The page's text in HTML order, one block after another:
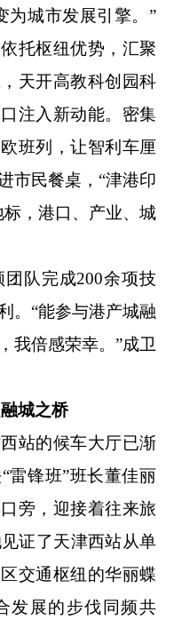
城市发展引擎。”
托枢纽优势，汇聚
天开高教科创园科
注入新动能。密集
班列，让智利车厘
市民餐桌，“津港印
，港口、产业、城
队完成200余项技
。“能参与港产城融
我倍感荣幸。”成卫
城之桥
站的候车大厅已渐
雷锋班”班长董佳丽
旁，迎接着往来旅
证了天津西站从单
交通枢纽的华丽蝶
发展的步伐同频共